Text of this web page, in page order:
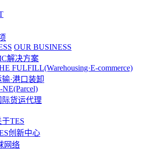
OUR BUSINESS
解决方案
FULFILL(Warehousing·E-commerce)
输·港口装卸
NE(Parcel)
际货运代理
于TES
创新中心
网络